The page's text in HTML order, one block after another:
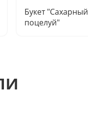
Букет "Сахарный
поцелуй"